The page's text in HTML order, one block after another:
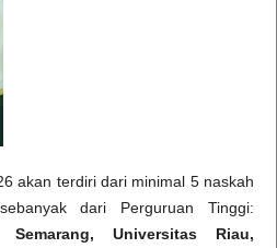
akan terdiri dari minimal 5 naskah
dari Perguruan Tinggi:
Universitas Riau,